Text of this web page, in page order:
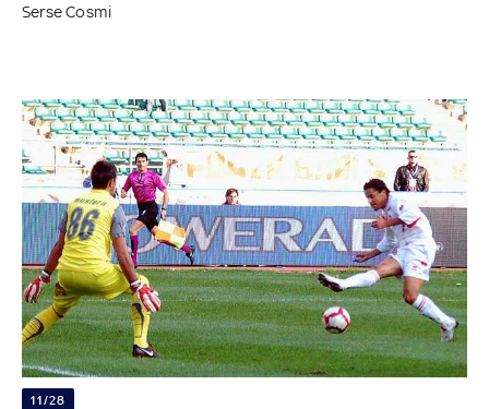
Serse Cosmi
11/28